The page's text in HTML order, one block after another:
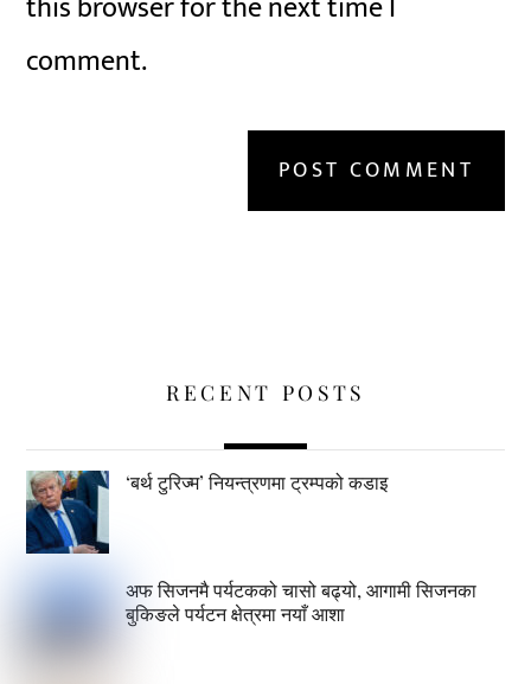
comment.
RECENT POSTS
‘बर्थ टुरिज्म’ नियन्त्रणमा ट्रम्पको कडाइ
अफ सिजनमै पर्यटकको चासो बढ्यो, आगामी सिजनका
बुकिङले पर्यटन क्षेत्रमा नयाँ आशा